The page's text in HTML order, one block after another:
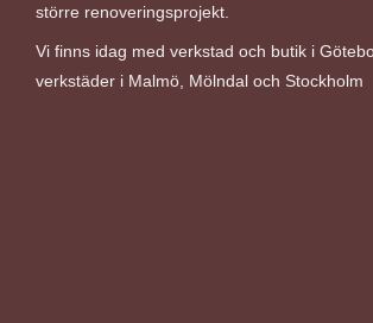
större renoveringsprojekt.
Vi finns idag med verkstad och butik i
verkstäder i Malmö, Mölndal och Stockholm